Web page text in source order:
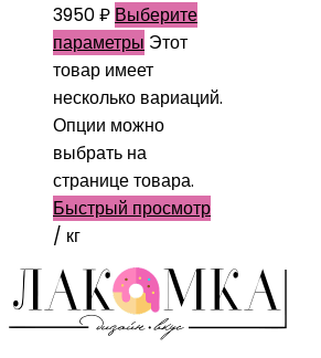
3950₽ Выберите
параметры Этот
товар имеет
несколько вариаций.
Опции можно
выбрать на
странице товара.
Быстрый просмотр
/ кг